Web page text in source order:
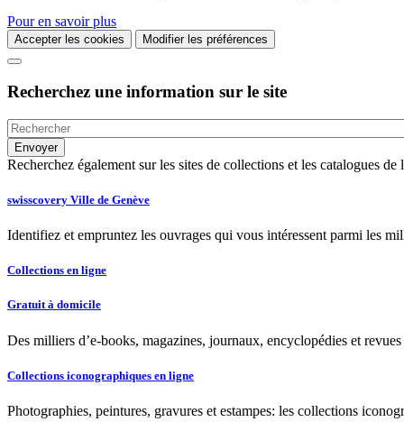
Pour en savoir plus
Accepter les cookies Modifier les préférences
Recherchez une information sur le site
Recherchez également sur les sites de collections et les catalogues
swisscovery Ville de Genève
Identifiez et empruntez les ouvrages qui vous intéressent parmi les
Collections en ligne
Gratuit à domicile
Des milliers d’e-books, magazines, journaux, encyclopédies et
Collections iconographiques en ligne
Photographies, peintures, gravures et estampes: les collections